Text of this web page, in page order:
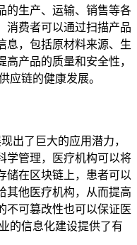
的生产、运输、销售等各
消费者可以通过扫描产品
息，包括原材料来源、生
产品的质量和安全性，
应链的健康发展。
出了巨大的应用潜力，
学管理，医疗机构可以将
储在区块链上，患者可以
其他医疗机构，从而提高
不可篡改性也可以保证医
的信息化建设提供了有